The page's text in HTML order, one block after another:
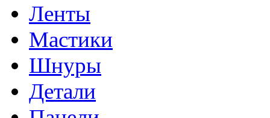
Ленты
Мастики
Шнуры
Детали